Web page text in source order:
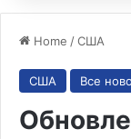
Home /США
США Все